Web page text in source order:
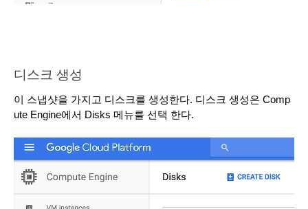
디스크 생성
이 스냅샷을 가지고 디스크를 생성한다. 디스크 생성은 Comp
ute Engine에서 Disks 메뉴를 선택 한다.